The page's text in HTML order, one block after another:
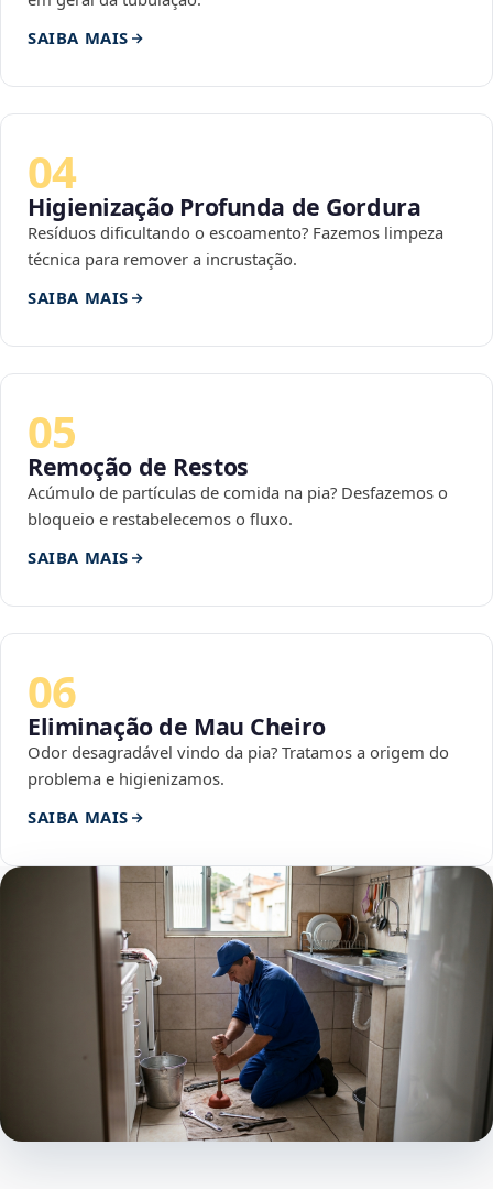
SAIBA MAIS
04
Higienização Profunda de Gordura
Resíduos dificultando o escoamento? Fazemos limpeza
técnica para remover a incrustação.
SAIBA MAIS
05
Remoção de Restos
Acúmulo de partículas de comida na pia? Desfazemos o
bloqueio e restabelecemos o fluxo.
SAIBA MAIS
06
Eliminação de Mau Cheiro
Odor desagradável vindo da pia? Tratamos a origem do
problema e higienizamos.
SAIBA MAIS